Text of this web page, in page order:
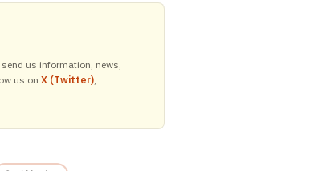
us information, news,
us on X (Twitter),